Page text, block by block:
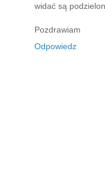
widać są
Pozdrawiam
Odpowiedz